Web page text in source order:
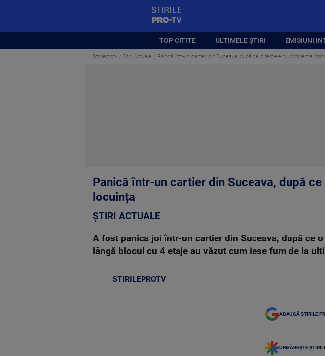
TOP CITITE ULTIMELE ȘTIRI EMISIUNI
Stirileprotv Știri Actuale Panică într-un cartier din Suceava, după ce o femeie cu probleme
Panică într-un cartier din Suceava, după
locuința
ȘTIRI ACTUALE
A fost panica joi într-un cartier din Suceava, după ce
lângă blocul cu 4 etaje au văzut cum iese fum de la
STIRILEPROTV
ADAUGĂ ȘTIRILE
URMĂREȘTE